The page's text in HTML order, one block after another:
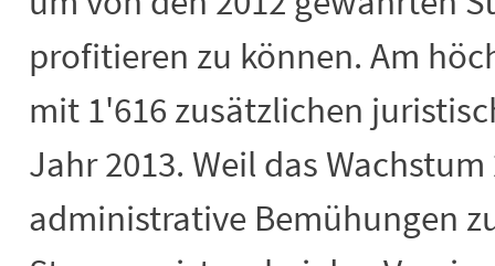
profitieren zu können. Am
mit 1'616 zusätzlichen
Jahr 2013. Weil das
administrative Bemühungen